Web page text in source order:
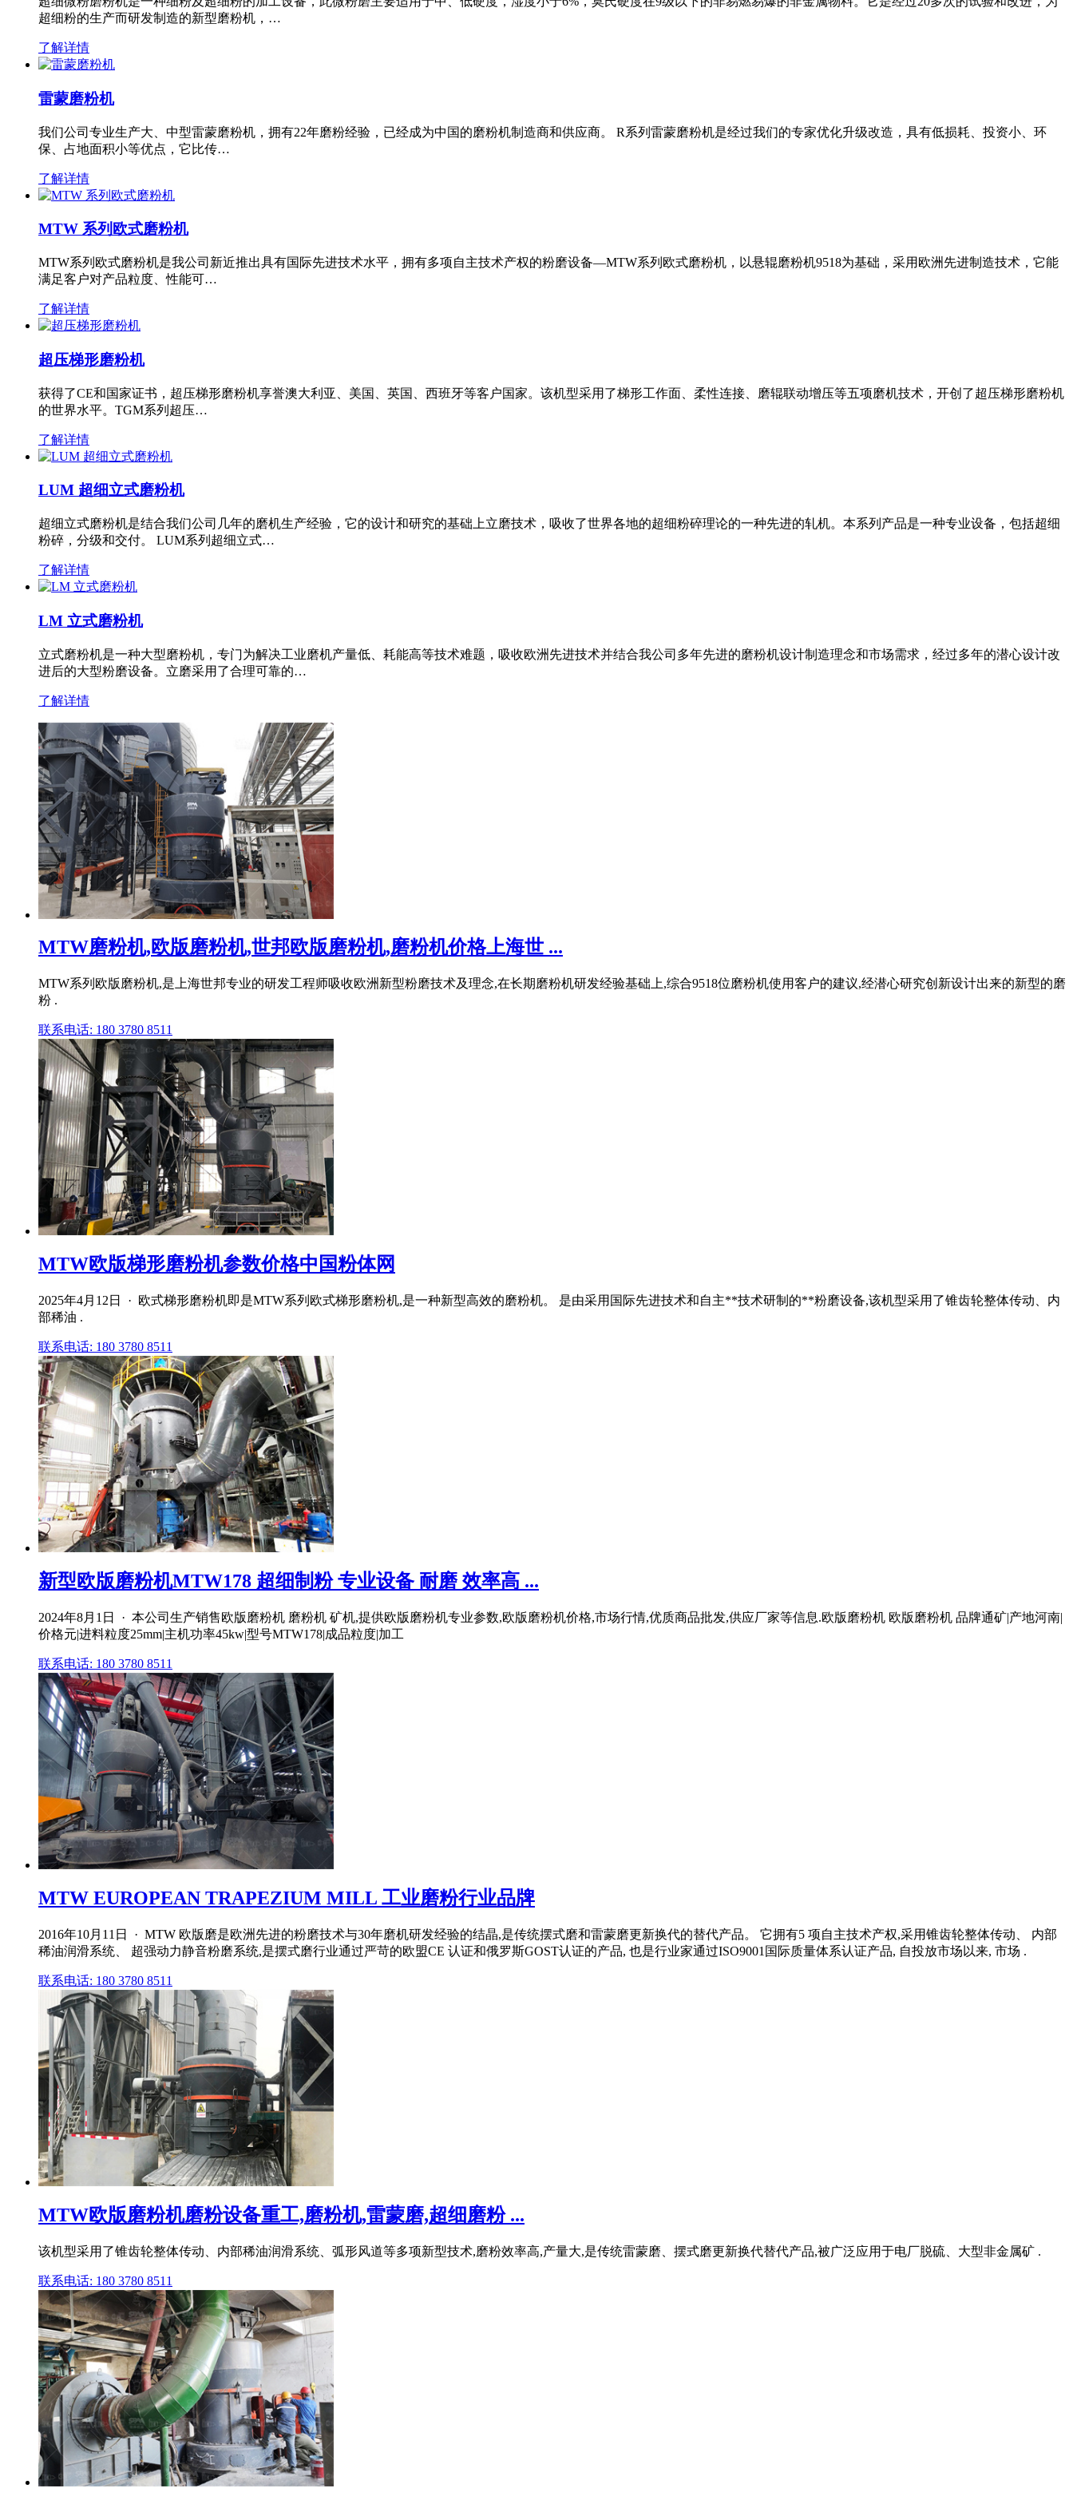
超细粉的生产而研发制造的新型磨粉机，…
了解详情
雷蒙磨粉机
我们公司专业生产大、中型雷蒙磨粉机，拥有22年磨粉经验，已经成为中国的磨粉机制造商和供应商。 R系列雷蒙磨粉机是经过我们的专家优化升级改造，具有低损耗、投资小、环
保、占地面积小等优点，它比传…
了解详情
MTW 系列欧式磨粉机
MTW系列欧式磨粉机是我公司新近推出具有国际先进技术水平，拥有多项自主技术产权的粉磨设备—MTW系列欧式磨粉机，以悬辊磨粉机9518为基础，采用欧洲先进制造技术，它能
满足客户对产品粒度、性能可…
了解详情
超压梯形磨粉机
获得了CE和国家证书，超压梯形磨粉机享誉澳大利亚、美国、英国、西班牙等客户国家。该机型采用了梯形工作面、柔性连接、磨辊联动增压等五项磨机技术，开创了超压梯形磨粉机
的世界水平。TGM系列超压…
了解详情
LUM 超细立式磨粉机
超细立式磨粉机是结合我们公司几年的磨机生产经验，它的设计和研究的基础上立磨技术，吸收了世界各地的超细粉碎理论的一种先进的轧机。本系列产品是一种专业设备，包括超细
粉碎，分级和交付。 LUM系列超细立式…
了解详情
LM 立式磨粉机
立式磨粉机是一种大型磨粉机，专门为解决工业磨机产量低、耗能高等技术难题，吸收欧洲先进技术并结合我公司多年先进的磨粉机设计制造理念和市场需求，经过多年的潜心设计改
进后的大型粉磨设备。立磨采用了合理可靠的…
了解详情
MTW磨粉机,欧版磨粉机,世邦欧版磨粉机,磨粉机价格上海世 ...
MTW系列欧版磨粉机,是上海世邦专业的研发工程师吸收欧洲新型粉磨技术及理念,在长期磨粉机研发经验基础上,综合9518位磨粉机使用客户的建议,经潜心研究创新设计出来的新型的磨
粉 .
联系电话: 180 3780 8511
MTW欧版梯形磨粉机参数价格中国粉体网
2025年4月12日 · 欧式梯形磨粉机即是MTW系列欧式梯形磨粉机,是一种新型高效的磨粉机。 是由采用国际先进技术和自主**技术研制的**粉磨设备,该机型采用了锥齿轮整体传动、内
部稀油 .
联系电话: 180 3780 8511
新型欧版磨粉机MTW178 超细制粉 专业设备 耐磨 效率高 ...
2024年8月1日 · 本公司生产销售欧版磨粉机 磨粉机 矿机,提供欧版磨粉机专业参数,欧版磨粉机价格,市场行情,优质商品批发,供应厂家等信息.欧版磨粉机 欧版磨粉机 品牌通矿|产地河南|
价格元|进料粒度25mm|主机功率45kw|型号MTW178|成品粒度|加工
联系电话: 180 3780 8511
MTW EUROPEAN TRAPEZIUM MILL 工业磨粉行业品牌
2016年10月11日 · MTW 欧版磨是欧洲先进的粉磨技术与30年磨机研发经验的结晶,是传统摆式磨和雷蒙磨更新换代的替代产品。 它拥有5 项自主技术产权,采用锥齿轮整体传动、 内部
稀油润滑系统、 超强动力静音粉磨系统,是摆式磨行业通过严苛的欧盟CE 认证和俄罗斯GOST认证的产品, 也是行业家通过ISO9001国际质量体系认证产品, 自投放市场以来, 市场 .
联系电话: 180 3780 8511
MTW欧版磨粉机磨粉设备重工,磨粉机,雷蒙磨,超细磨粉 ...
该机型采用了锥齿轮整体传动、内部稀油润滑系统、弧形风道等多项新型技术,磨粉效率高,产量大,是传统雷蒙磨、摆式磨更新换代替代产品,被广泛应用于电厂脱硫、大型非金属矿 .
联系电话: 180 3780 8511